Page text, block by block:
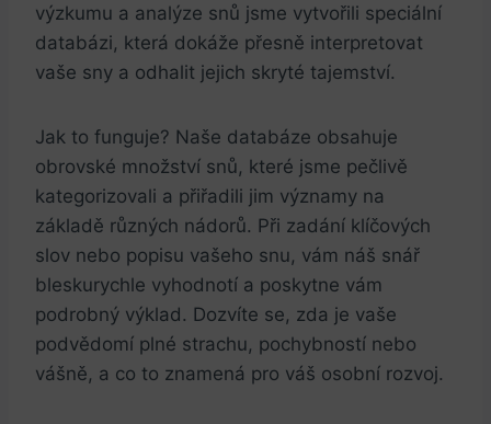
výzkumu‌ a analýze ‌snů jsme vytvořili speciální
databázi, která dokáže ⁤přesně interpretovat
vaše ⁤sny a odhalit jejich⁤ skryté ‍tajemství.
Jak to funguje? Naše databáze obsahuje
obrovské množství snů, které ⁢jsme⁤ pečlivě
kategorizovali a přiřadili jim ​významy ‍na
základě⁤ různých nádorů. Při zadání klíčových⁣
slov nebo ⁣popisu vašeho snu, vám náš snář
bleskurychle vyhodnotí ⁤a poskytne ‍vám
podrobný výklad. Dozvíte‌ se, zda‍ je vaše
podvědomí plné strachu, ‍pochybností ⁢nebo⁣
vášně,‍ a co⁣ to znamená⁣ pro váš⁣ osobní⁢ rozvoj.